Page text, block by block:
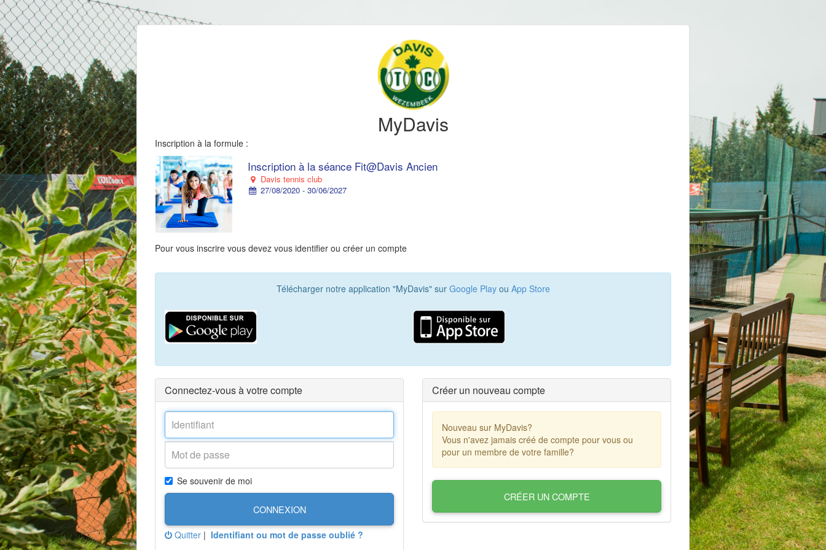
MyDavis
Inscription à la formule :
Inscription à la séance Fit@Davis Ancien
Davis tennis club
27/08/2020 - 30/06/2027
Pour vous inscrire vous devez vous identifier ou créer un compte
Télécharger notre application "MyDavis" sur Google Playou App Store
Connectez-vous à votre compte
Se souvenir de moi
CONNEXION
Quitter | Identifiant ou mot de passe oublié ?
Créer un nouveau compte
Nouveau sur MyDavis?
Vous n'avez jamais créé de compte pour vous ou
pour un membre de votre famille?
CRÉER UN COMPTE